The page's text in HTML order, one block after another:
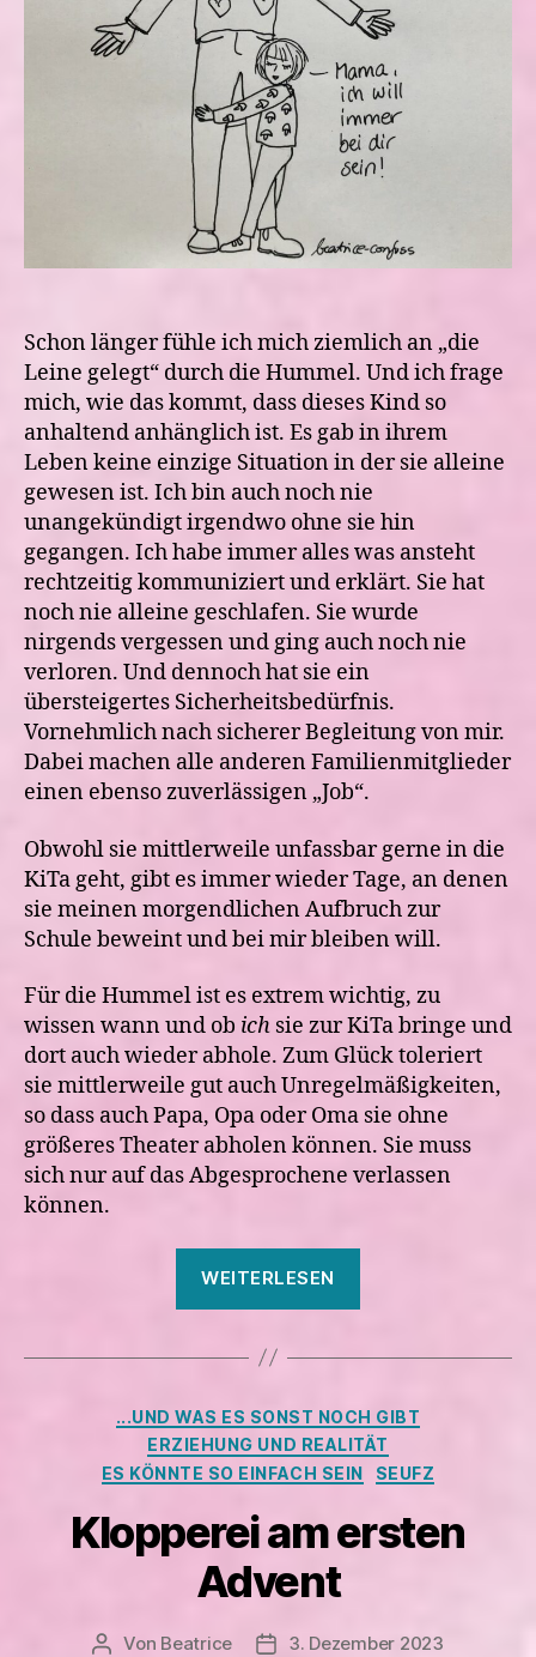
Schon länger fühle ich mich ziemlich an „die
Leine gelegt“ durch die Hummel. Und ich frage
mich, wie das kommt, dass dieses Kind so
anhaltend anhänglich ist. Es gab in ihrem
Leben keine einzige Situation in der sie alleine
gewesen ist. Ich bin auch noch nie
unangekündigt irgendwo ohne sie hin
gegangen. Ich habe immer alles was ansteht
rechtzeitig kommuniziert und erklärt. Sie hat
noch nie alleine geschlafen. Sie wurde
nirgends vergessen und ging auch noch nie
verloren. Und dennoch hat sie ein
übersteigertes Sicherheitsbedürfnis.
Vornehmlich nach sicherer Begleitung von mir.
Dabei machen alle anderen Familienmitglieder
einen ebenso zuverlässigen „Job“.
Obwohl sie mittlerweile unfassbar gerne in die
KiTa geht, gibt es immer wieder Tage, an denen
sie meinen morgendlichen Aufbruch zur
Schule beweint und bei mir bleiben will.
Für die Hummel ist es extrem wichtig, zu
wissen wann und ob ich sie zur KiTa bringe und
dort auch wieder abhole. Zum Glück toleriert
sie mittlerweile gut auch Unregelmäßigkeiten,
so dass auch Papa, Opa oder Oma sie ohne
größeres Theater abholen können. Sie muss
sich nur auf das Abgesprochene verlassen
können.
WEITERLESEN
Kategorien
...UND WAS ES SONST NOCH GIBT
ERZIEHUNG UND REALITÄT
ES KÖNNTE SO EINFACH SEIN
SEUFZ
Klopperei am ersten
Advent
Beitragsautor
Von Beatrice Veröffentlichungsdatum
3. Dezember 2023